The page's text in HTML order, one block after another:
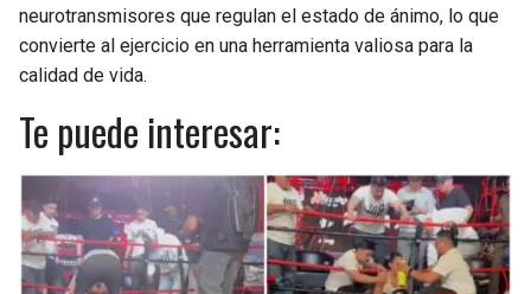
neurotransmisores que regulan el estado de ánimo, lo que
convierte al ejercicio en una herramienta valiosa para la
calidad de vida.
Te puede interesar: